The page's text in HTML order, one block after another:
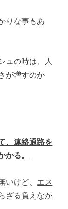
りな事もあ
ュの時は、人
が増すのか
、連絡通路を
かる。
いけど、 エス
ざる負えなか